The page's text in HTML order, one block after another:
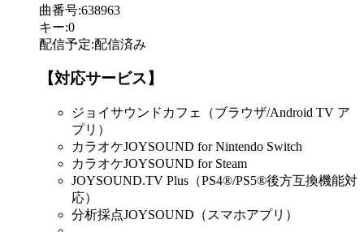
曲番号:638963
キー:0
配信予定:配信済み
【対応サービス】
ジョイサウンドカフェ（ブラウザ/Android TV ア
プリ）
カラオケJOYSOUND for Nintendo Switch
カラオケJOYSOUND for Steam
JOYSOUND.TV Plus（PS4®/PS5®後方互換機能対
応）
分析採点JOYSOUND（スマホアプリ）